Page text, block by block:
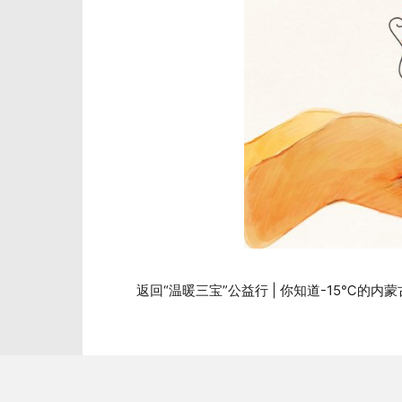
返回“温暖三宝”公益行 | 你知道-15℃的内蒙